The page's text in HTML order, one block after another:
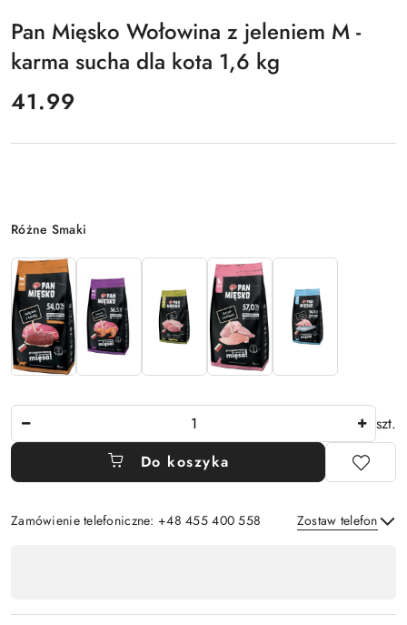
Pan Mięsko Wołowina z jeleniem M -
karma sucha dla kota 1,6 kg
cena:
41.99
Wariant
Różne Smaki
szt.
Do koszyka
Zamówienie telefoniczne: +48 455 400 558 Zostaw telefon
płatność